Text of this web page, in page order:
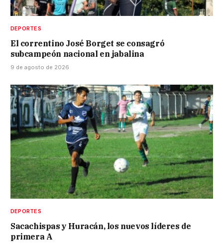
DEPORTES
El correntino José Borget se consagró
subcampeón nacional en jabalina
9 de agosto de 2026
DEPORTES
Sacachispas y Huracán, los nuevos líderes de
primera A